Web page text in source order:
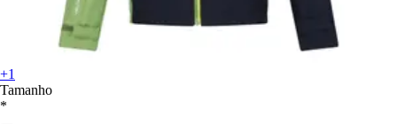
+1
Tamanho
*